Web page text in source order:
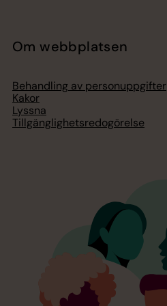
Om webbplatsen
Behandling av personuppgifter
Kakor
Lyssna
Tillgänglighetsredogörelse